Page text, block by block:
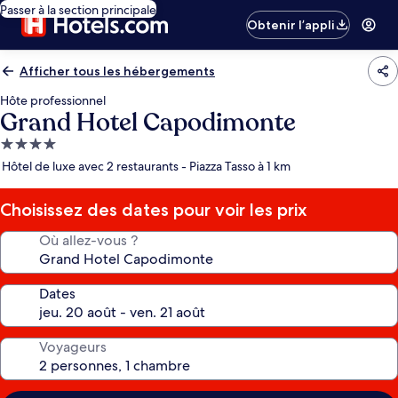
Passer à la section principale
Obtenir l’appli
Afficher tous les hébergements
Hôte professionnel
Grand Hotel Capodimonte
Hébergement
4.0 étoiles
Hôtel de luxe avec 2 restaurants - Piazza Tasso à 1 km
Choisissez des dates pour voir les prix
Où allez-vous ?
Dates
Voyageurs